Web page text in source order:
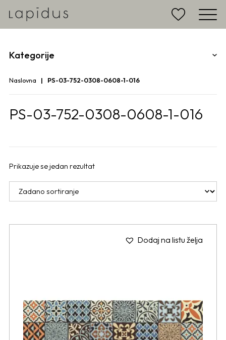
Kategorije
Naslovna PS-03-752-0308-0608-1-016
PS-03-752-0308-0608-1-016
Prikazuje se jedan rezultat
Dodaj na listu želja